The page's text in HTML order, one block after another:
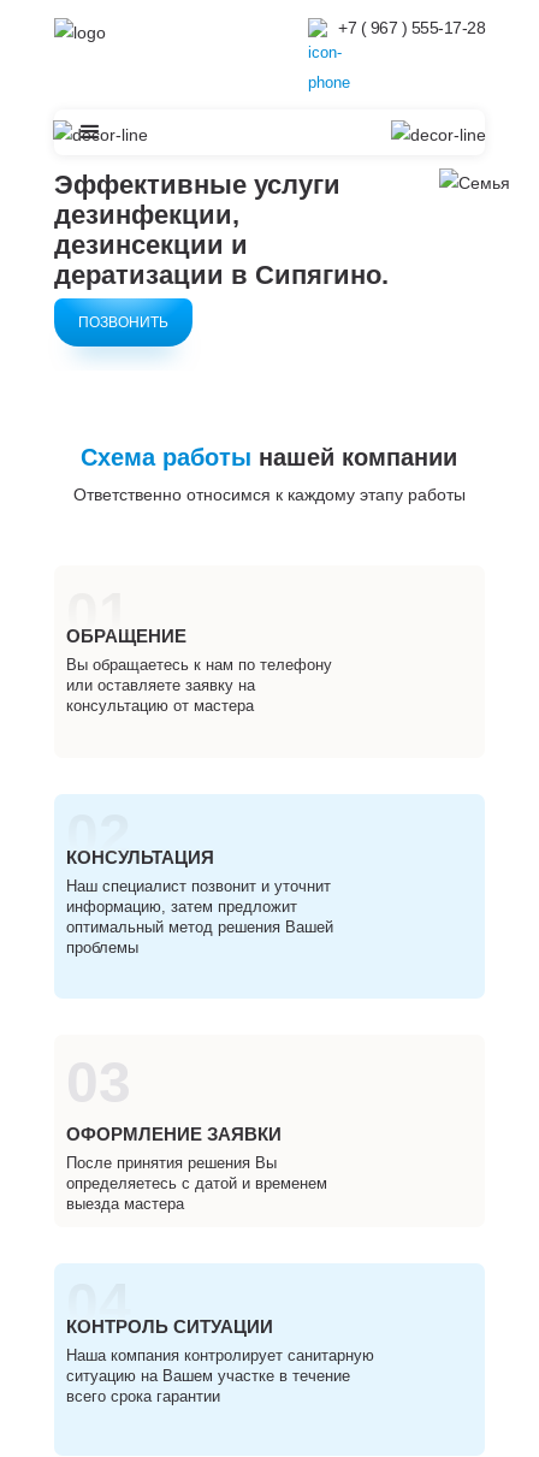
+7 ( 967 ) 555-17-28
Эффективные услуги
дезинфекции,
дезинсекции и
дератизации в Сипягино.
ПОЗВОНИТЬ
Схема работы нашей компании
Ответственно относимся к каждому этапу работы
01
ОБРАЩЕНИЕ
Вы обращаетесь к нам по телефону
или оставляете заявку на
консультацию от мастера
02
КОНСУЛЬТАЦИЯ
Наш специалист позвонит и уточнит
информацию, затем предложит
оптимальный метод решения Вашей
проблемы
ОФОРМЛЕНИЕ ЗАЯВКИ
После принятия решения Вы
определяетесь с датой и временем
выезда мастера
04
КОНТРОЛЬ СИТУАЦИИ
Наша компания контролирует санитарную
ситуацию на Вашем участке в течение
всего срока гарантии